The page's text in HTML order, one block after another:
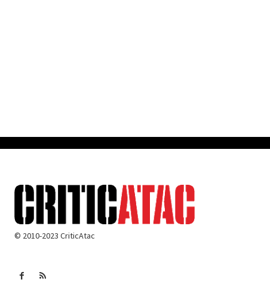
© 2010-2023 CriticAtac